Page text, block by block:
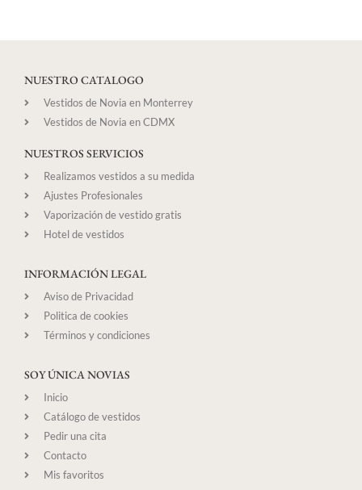
NUESTRO CATALOGO
Vestidos de Novia en Monterrey
Vestidos de Novia en CDMX
NUESTROS SERVICIOS
Realizamos vestidos a su medida
Ajustes Profesionales
Vaporización de vestido gratis
Hotel de vestidos
INFORMACIÓN LEGAL
Aviso de Privacidad
Politica de cookies
Términos y condiciones
SOY ÚNICA NOVIAS
Inicio
Catálogo de vestidos
Pedir una cita
Contacto
Mis favoritos